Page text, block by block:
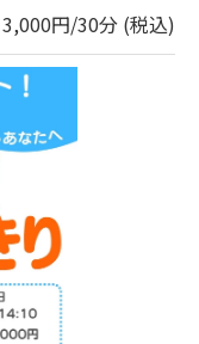
円/30分 (税込)